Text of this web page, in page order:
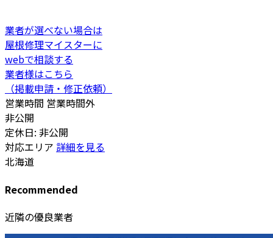
業者が選べない場合は
屋根修理マイスターに
webで相談する
業者様はこちら
（掲載申請・修正依頼）
営業時間 営業時間外
非公開
定休日: 非公開
対応エリア 詳細を見る
北海道
Recommended
近隣の優良業者